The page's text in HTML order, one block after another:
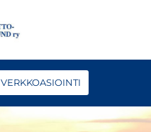
VERKKOASIOINTI